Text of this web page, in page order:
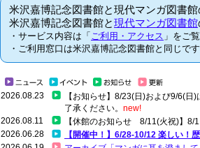
米沢嘉博記念図書館と現代マンガ図書館
米沢嘉博記念図書館と現代マンガ図書館
・サービス内容は「 ご利用・アクセス 」をご
・ご利用窓口は米沢嘉博記念図書館と同じです
2026.08.23
【お知らせ】8/23(日)および9/6(
了承ください。 new!
2026.08.11
【休館のお知らせ 8/11(火祝)】8/
2026.06.28
【開催中！】6/28-10/12 楽しい！